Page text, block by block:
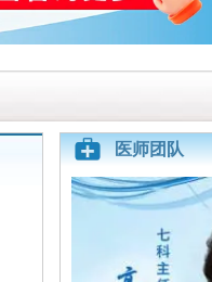
医师团队